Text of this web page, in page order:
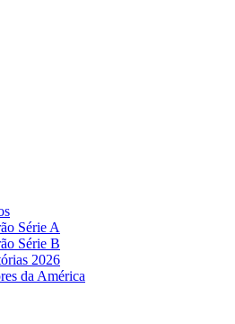
Série A
Série B
2026
da América